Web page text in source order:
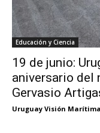
Educación y Ciencia
19 de junio:
aniversario del
Gervasio
Uruguay Visión Marítima